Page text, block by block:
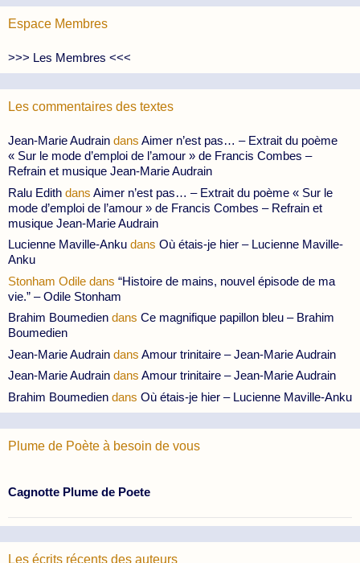
Espace Membres
>>> Les Membres <<<
Les commentaires des textes
Jean-Marie Audrain dans Aimer n’est pas… – Extrait du poème
« Sur le mode d’emploi de l’amour » de Francis Combes –
Refrain et musique Jean-Marie Audrain
Ralu Edith dans Aimer n’est pas… – Extrait du poème « Sur le
mode d’emploi de l’amour » de Francis Combes – Refrain et
musique Jean-Marie Audrain
Lucienne Maville-Anku dans Où étais-je hier – Lucienne Maville-
Anku
Stonham Odile dans “Histoire de mains, nouvel épisode de ma
vie.” – Odile Stonham
Brahim Boumedien dans Ce magnifique papillon bleu – Brahim
Boumedien
Jean-Marie Audrain dans Amour trinitaire – Jean-Marie Audrain
Jean-Marie Audrain dans Amour trinitaire – Jean-Marie Audrain
Brahim Boumedien dans Où étais-je hier – Lucienne Maville-Anku
Plume de Poète à besoin de vous
Cagnotte Plume de Poete
Les écrits récents des auteurs